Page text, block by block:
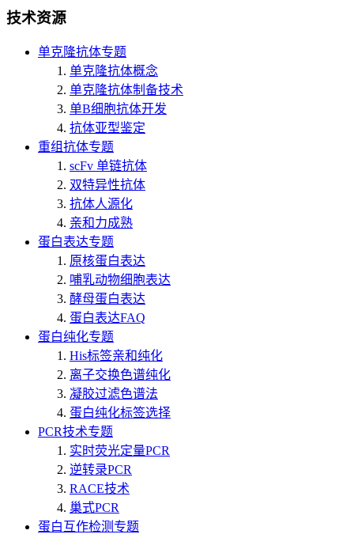
技术资源
单克隆抗体专题
单克隆抗体概念
单克隆抗体制备技术
单B细胞抗体开发
抗体亚型鉴定
重组抗体专题
scFv 单链抗体
双特异性抗体
抗体人源化
亲和力成熟
蛋白表达专题
原核蛋白表达
哺乳动物细胞表达
酵母蛋白表达
蛋白表达FAQ
蛋白纯化专题
His标签亲和纯化
离子交换色谱纯化
凝胶过滤色谱法
蛋白纯化标签选择
PCR技术专题
实时荧光定量PCR
逆转录PCR
RACE技术
巢式PCR
蛋白互作检测专题